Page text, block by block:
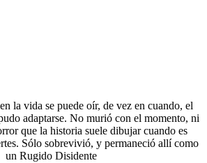
la vida se puede oír, de vez en cuando, el
adaptarse. No murió con el momento, ni
que la historia suele dibujar cuando es
Sólo sobrevivió, y permaneció allí como
un Rugido Disidente